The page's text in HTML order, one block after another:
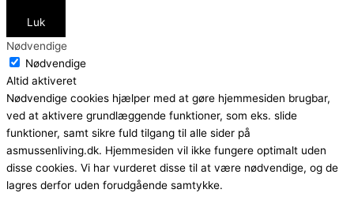
Luk
Nødvendige
Nødvendige
Altid aktiveret
Nødvendige cookies hjælper med at gøre hjemmesiden brugbar,
ved at aktivere grundlæggende funktioner, som eks. slide
funktioner, samt sikre fuld tilgang til alle sider på
asmussenliving.dk. Hjemmesiden vil ikke fungere optimalt uden
disse cookies. Vi har vurderet disse til at være nødvendige, og de
lagres derfor uden forudgående samtykke.